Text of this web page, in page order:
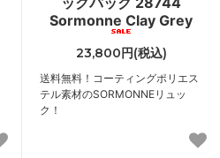
Sormonne Clay Grey
23,800円(税込)
送料無料！コーティングポリエス
テル素材のSORMONNEリュッ
ク！